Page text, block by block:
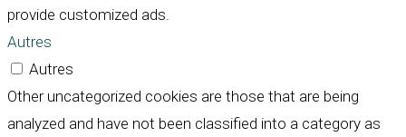
provide customized ads.
Autres
Autres
Other uncategorized cookies are those that are being
analyzed and have not been classified into a category as